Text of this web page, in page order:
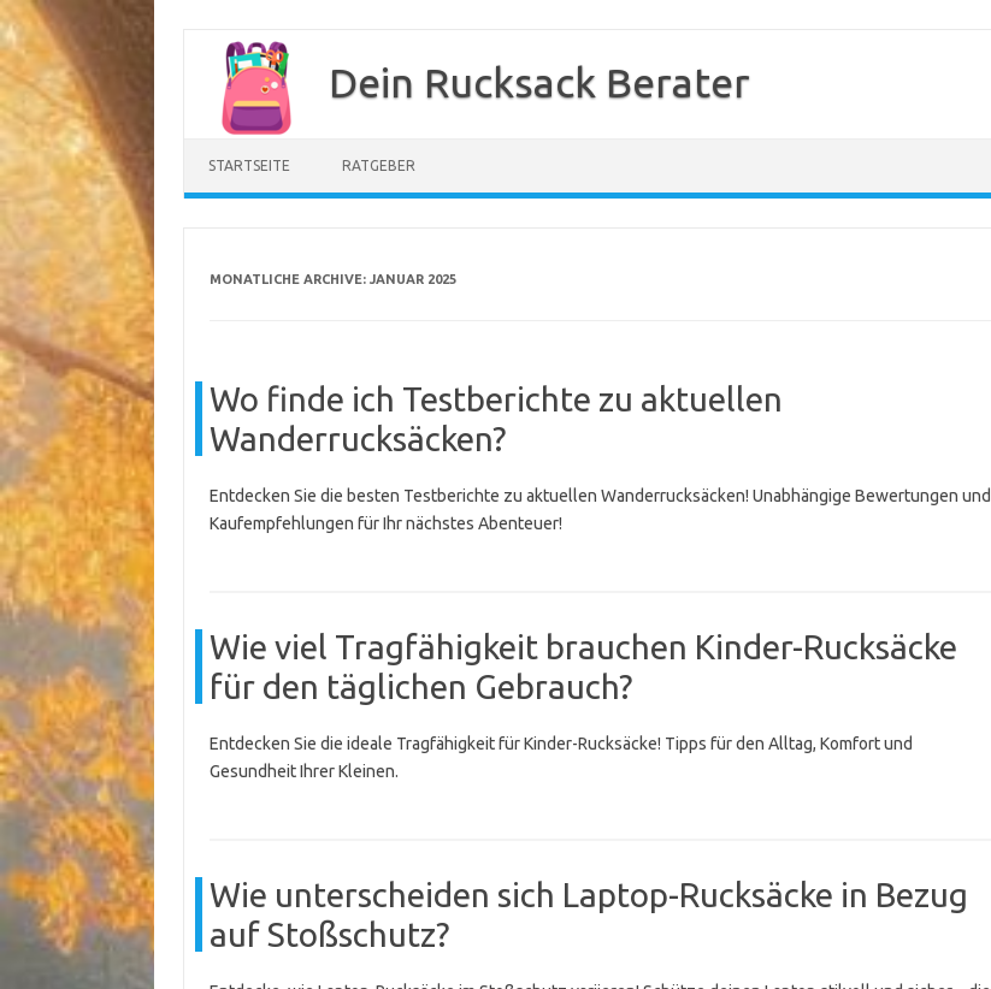
springen
Dein Rucksack Berater
STARTSEITE RATGEBER
MONATLICHE ARCHIVE: JANUAR 2025
Wo finde ich Testberichte zu aktuellen
Wanderrucksäcken?
Entdecken Sie die besten Testberichte zu aktuellen Wanderrucksäcken! Unabhängige Bewertungen und
Kaufempfehlungen für Ihr nächstes Abenteuer!
Wie viel Tragfähigkeit brauchen Kinder-Rucksäcke
für den täglichen Gebrauch?
Entdecken Sie die ideale Tragfähigkeit für Kinder-Rucksäcke! Tipps für den Alltag, Komfort und
Gesundheit Ihrer Kleinen.
Wie unterscheiden sich Laptop-Rucksäcke in Bezug
auf Stoßschutz?